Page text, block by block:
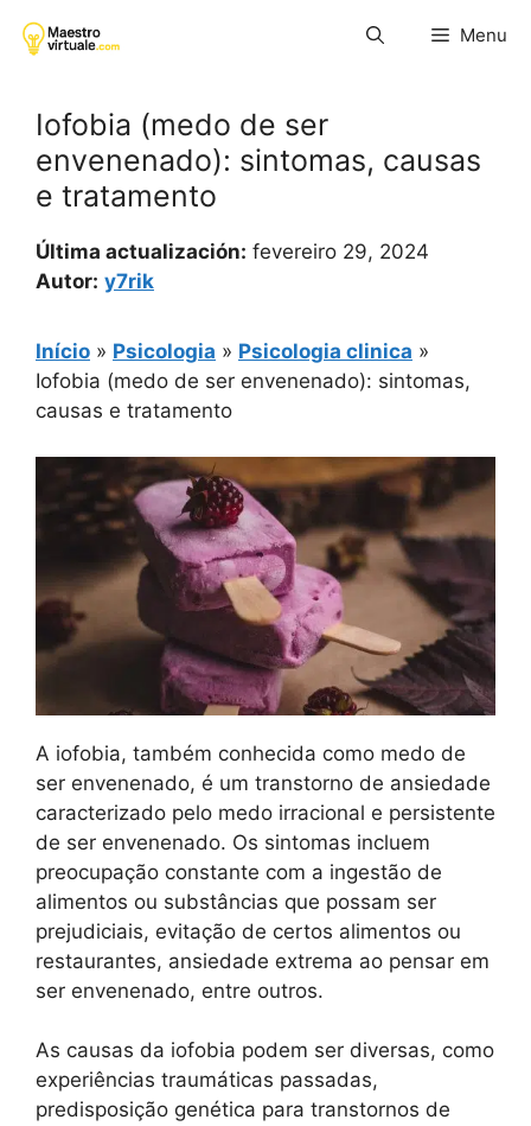
para
Menu
Iofobia (medo de ser
envenenado): sintomas, causas
e tratamento
Última actualización: fevereiro 29, 2024
Autor: y7rik
Início » Psicologia » Psicologia clinica »
Iofobia (medo de ser envenenado): sintomas,
causas e tratamento
A iofobia, também conhecida como medo de
ser envenenado, é um transtorno de ansiedade
caracterizado pelo medo irracional e persistente
de ser envenenado. Os sintomas incluem
preocupação constante com a ingestão de
alimentos ou substâncias que possam ser
prejudiciais, evitação de certos alimentos ou
restaurantes, ansiedade extrema ao pensar em
ser envenenado, entre outros.
As causas da iofobia podem ser diversas, como
experiências traumáticas passadas,
predisposição genética para transtornos de